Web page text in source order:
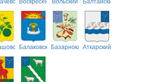
БалаковскийБазарнокарабулакский
Аткарский